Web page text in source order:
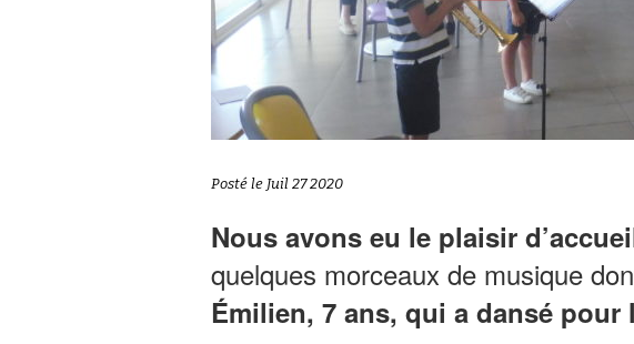
Posté le Juil 27 2020
Nous avons eu le plaisir
quelques morceaux de musique
Émilien, 7 ans, qui a dansé pour